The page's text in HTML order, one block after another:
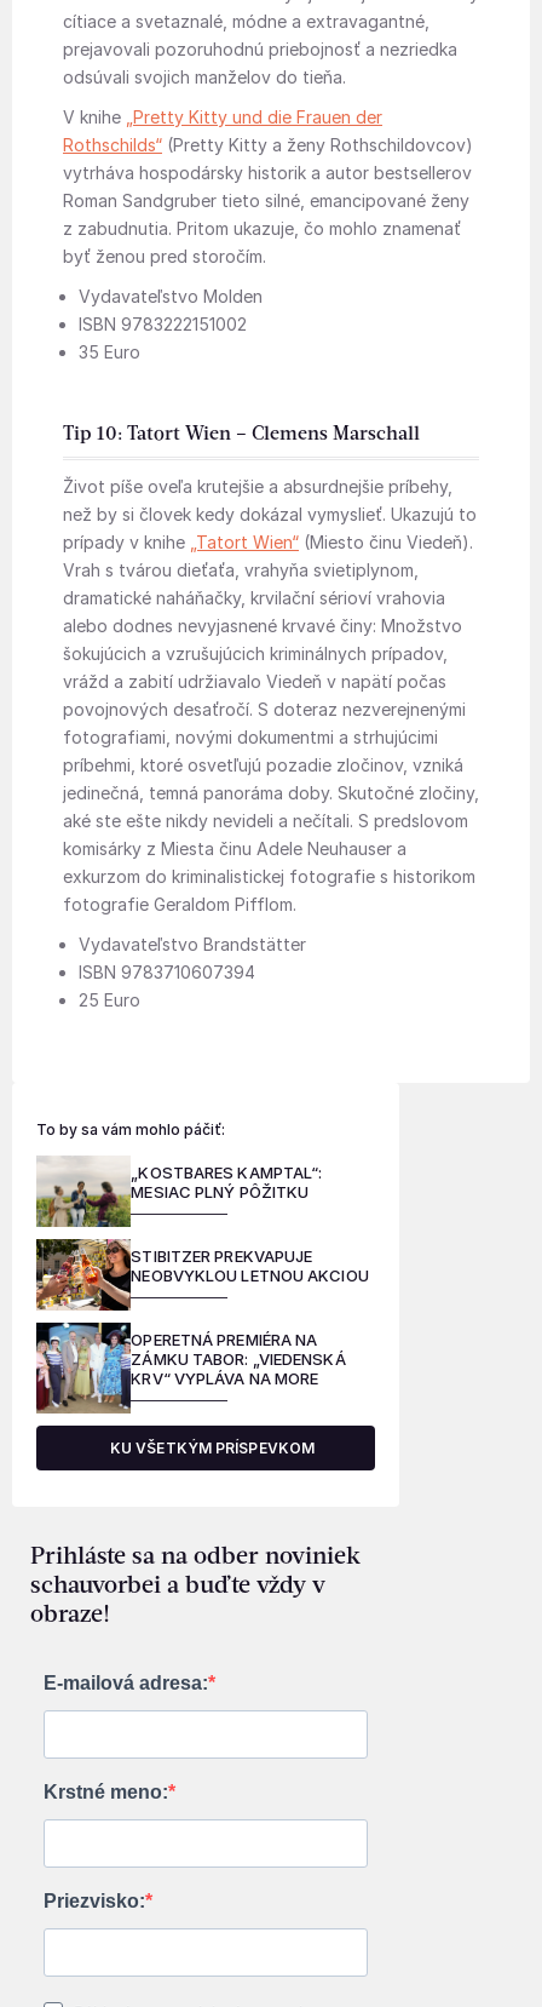
cítiace a svetaznalé, módne a extravagantné,
prejavovali pozoruhodnú priebojnosť a nezriedka
odsúvali svojich manželov do tieňa.
V knihe „Pretty Kitty und die Frauen der
Rothschilds“ (Pretty Kitty a ženy Rothschildovcov)
vytrháva hospodársky historik a autor bestsellerov
Roman Sandgruber tieto silné, emancipované ženy
z zabudnutia. Pritom ukazuje, čo mohlo znamenať
byť ženou pred storočím.
Vydavateľstvo Molden
ISBN 9783222151002
35 Euro
Tip 10: Tatort Wien – Clemens Marschall
Život píše oveľa krutejšie a absurdnejšie príbehy,
než by si človek kedy dokázal vymyslieť. Ukazujú to
prípady v knihe „Tatort Wien“ (Miesto činu Viedeň).
Vrah s tvárou dieťaťa, vrahyňa svietiplynom,
dramatické naháňačky, krvilační sérioví vrahovia
alebo dodnes nevyjasnené krvavé činy: Množstvo
šokujúcich a vzrušujúcich kriminálnych prípadov,
vrážd a zabití udržiavalo Viedeň v napätí počas
povojnových desaťročí. S doteraz nezverejnenými
fotografiami, novými dokumentmi a strhujúcimi
príbehmi, ktoré osvetľujú pozadie zločinov, vzniká
jedinečná, temná panoráma doby. Skutočné zločiny,
aké ste ešte nikdy nevideli a nečítali. S predslovom
komisárky z Miesta činu Adele Neuhauser a
exkurzom do kriminalistickej fotografie s historikom
fotografie Geraldom Pifflom.
Vydavateľstvo Brandstätter
ISBN 9783710607394
25 Euro
To by sa vám mohlo páčiť:
„KOSTBARES KAMPTAL“:
MESIAC PLNÝ PÔŽITKU
STIBITZER PREKVAPUJE
NEOBVYKLOU LETNOU AKCIOU
OPERETNÁ PREMIÉRA NA
ZÁMKU TABOR: „VIEDENSKÁ
KRV“ VYPLÁVA NA MORE
KU VŠETKÝM PRÍSPEVKOM
Prihláste sa na odber noviniek
schauvorbei a buďte vždy v
obraze!
E-mailová adresa:
Krstné meno:
Priezvisko: